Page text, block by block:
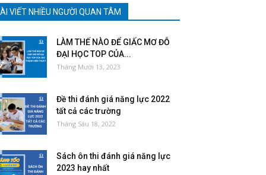
VIẾT NHIỀU NGƯỜI QUAN TÂM
LÀM THẾ NÀO ĐỂ GIẤC MƠ ĐỖ
ĐẠI HỌC TOP CỦA...
Tháng Mười 13, 2023
Đề thi đánh giá năng lực 2022
tất cả các trường
Tháng Sáu 18, 2022
Sách ôn thi đánh giá năng lực
2023 hay nhất